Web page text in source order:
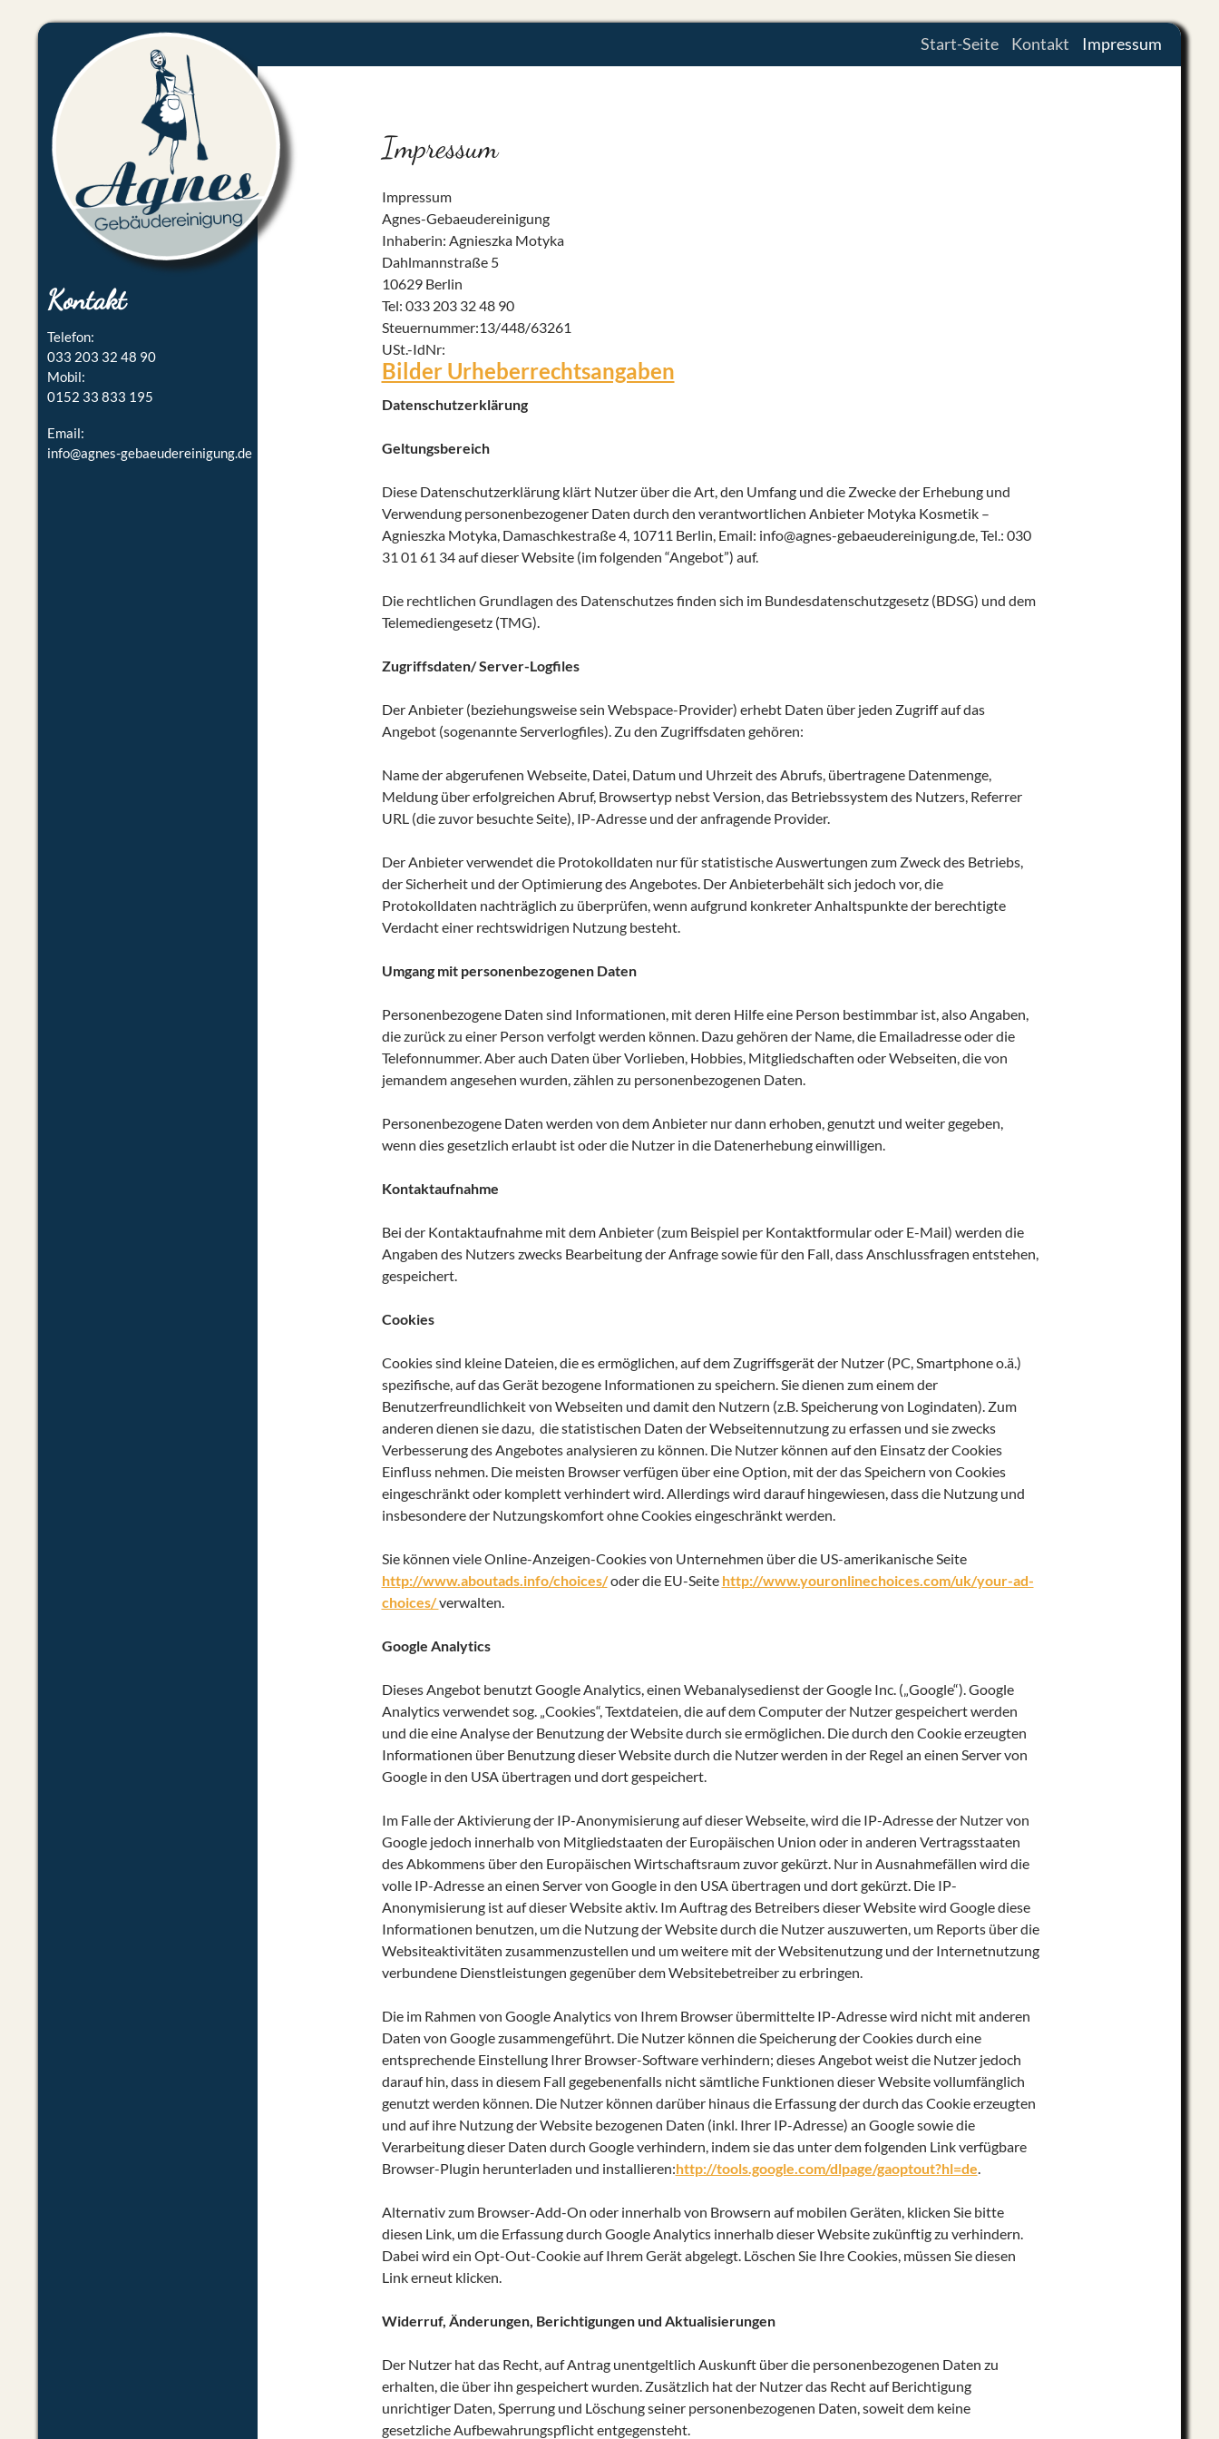
Start-Seite Kontakt Impressum
Impressum
Impressum
Agnes-Gebaeudereinigung
Inhaberin: Agnieszka Motyka
Dahlmannstraße 5
10629 Berlin
Tel: 033 203 32 48 90
Steuernummer:13/448/63261
USt.-IdNr:
Bilder Urheberrechtsangaben
Datenschutzerklärung
Geltungsbereich
Diese Datenschutzerklärung klärt Nutzer über die Art, den Umfang und die Zwecke der Erhebung und
Verwendung personenbezogener Daten durch den verantwortlichen Anbieter Motyka Kosmetik –
Agnieszka Motyka, Damaschkestraße 4, 10711 Berlin, Email: info@agnes-gebaeudereinigung.de, Tel.: 030
31 01 61 34 auf dieser Website (im folgenden “Angebot”) auf.
Die rechtlichen Grundlagen des Datenschutzes finden sich im Bundesdatenschutzgesetz (BDSG) und dem
Telemediengesetz (TMG).
Zugriffsdaten/ Server-Logfiles
Der Anbieter (beziehungsweise sein Webspace-Provider) erhebt Daten über jeden Zugriff auf das
Angebot (sogenannte Serverlogfiles). Zu den Zugriffsdaten gehören:
Name der abgerufenen Webseite, Datei, Datum und Uhrzeit des Abrufs, übertragene Datenmenge,
Meldung über erfolgreichen Abruf, Browsertyp nebst Version, das Betriebssystem des Nutzers, Referrer
URL (die zuvor besuchte Seite), IP-Adresse und der anfragende Provider.
Der Anbieter verwendet die Protokolldaten nur für statistische Auswertungen zum Zweck des Betriebs,
der Sicherheit und der Optimierung des Angebotes. Der Anbieterbehält sich jedoch vor, die
Protokolldaten nachträglich zu überprüfen, wenn aufgrund konkreter Anhaltspunkte der berechtigte
Verdacht einer rechtswidrigen Nutzung besteht.
Umgang mit personenbezogenen Daten
Personenbezogene Daten sind Informationen, mit deren Hilfe eine Person bestimmbar ist, also Angaben,
die zurück zu einer Person verfolgt werden können. Dazu gehören der Name, die Emailadresse oder die
Telefonnummer. Aber auch Daten über Vorlieben, Hobbies, Mitgliedschaften oder Webseiten, die von
jemandem angesehen wurden, zählen zu personenbezogenen Daten.
Personenbezogene Daten werden von dem Anbieter nur dann erhoben, genutzt und weiter gegeben,
wenn dies gesetzlich erlaubt ist oder die Nutzer in die Datenerhebung einwilligen.
Kontaktaufnahme
Bei der Kontaktaufnahme mit dem Anbieter (zum Beispiel per Kontaktformular oder E-Mail) werden die
Angaben des Nutzers zwecks Bearbeitung der Anfrage sowie für den Fall, dass Anschlussfragen entstehen,
gespeichert.
Cookies
Cookies sind kleine Dateien, die es ermöglichen, auf dem Zugriffsgerät der Nutzer (PC, Smartphone o.ä.)
spezifische, auf das Gerät bezogene Informationen zu speichern. Sie dienen zum einem der
Benutzerfreundlichkeit von Webseiten und damit den Nutzern (z.B. Speicherung von Logindaten). Zum
anderen dienen sie dazu, die statistischen Daten der Webseitennutzung zu erfassen und sie zwecks
Verbesserung des Angebotes analysieren zu können. Die Nutzer können auf den Einsatz der Cookies
Einfluss nehmen. Die meisten Browser verfügen über eine Option, mit der das Speichern von Cookies
eingeschränkt oder komplett verhindert wird. Allerdings wird darauf hingewiesen, dass die Nutzung und
insbesondere der Nutzungskomfort ohne Cookies eingeschränkt werden.
Sie können viele Online-Anzeigen-Cookies von Unternehmen über die US-amerikanische Seite
http://www.aboutads.info/choices/oder die EU-Seite http://www.youronlinechoices.com/uk/your-ad-
choices/verwalten.
Google Analytics
Dieses Angebot benutzt Google Analytics, einen Webanalysedienst der Google Inc. („Google“). Google
Analytics verwendet sog. „Cookies“, Textdateien, die auf dem Computer der Nutzer gespeichert werden
und die eine Analyse der Benutzung der Website durch sie ermöglichen. Die durch den Cookie erzeugten
Informationen über Benutzung dieser Website durch die Nutzer werden in der Regel an einen Server von
Google in den USA übertragen und dort gespeichert.
Im Falle der Aktivierung der IP-Anonymisierung auf dieser Webseite, wird die IP-Adresse der Nutzer von
Google jedoch innerhalb von Mitgliedstaaten der Europäischen Union oder in anderen Vertragsstaaten
des Abkommens über den Europäischen Wirtschaftsraum zuvor gekürzt. Nur in Ausnahmefällen wird die
volle IP-Adresse an einen Server von Google in den USA übertragen und dort gekürzt. Die IP-
Anonymisierung ist auf dieser Website aktiv. Im Auftrag des Betreibers dieser Website wird Google diese
Informationen benutzen, um die Nutzung der Website durch die Nutzer auszuwerten, um Reports über die
Websiteaktivitäten zusammenzustellen und um weitere mit der Websitenutzung und der Internetnutzung
verbundene Dienstleistungen gegenüber dem Websitebetreiber zu erbringen.
Die im Rahmen von Google Analytics von Ihrem Browser übermittelte IP-Adresse wird nicht mit anderen
Daten von Google zusammengeführt. Die Nutzer können die Speicherung der Cookies durch eine
entsprechende Einstellung Ihrer Browser-Software verhindern; dieses Angebot weist die Nutzer jedoch
darauf hin, dass in diesem Fall gegebenenfalls nicht sämtliche Funktionen dieser Website vollumfänglich
genutzt werden können. Die Nutzer können darüber hinaus die Erfassung der durch das Cookie erzeugten
und auf ihre Nutzung der Website bezogenen Daten (inkl. Ihrer IP-Adresse) an Google sowie die
Verarbeitung dieser Daten durch Google verhindern, indem sie das unter dem folgenden Link verfügbare
Browser-Plugin herunterladen und installieren:http://tools.google.com/dlpage/gaoptout?hl=de.
Alternativ zum Browser-Add-On oder innerhalb von Browsern auf mobilen Geräten, klicken Sie bitte
diesen Link, um die Erfassung durch Google Analytics innerhalb dieser Website zukünftig zu verhindern.
Dabei wird ein Opt-Out-Cookie auf Ihrem Gerät abgelegt. Löschen Sie Ihre Cookies, müssen Sie diesen
Link erneut klicken.
Widerruf, Änderungen, Berichtigungen und Aktualisierungen
Der Nutzer hat das Recht, auf Antrag unentgeltlich Auskunft über die personenbezogenen Daten zu
erhalten, die über ihn gespeichert wurden. Zusätzlich hat der Nutzer das Recht auf Berichtigung
unrichtiger Daten, Sperrung und Löschung seiner personenbezogenen Daten, soweit dem keine
gesetzliche Aufbewahrungspflicht entgegensteht.
Kontakt
Telefon:
033 203 32 48 90
Mobil:
0152 33 833 195
Email:
info@agnes-gebaeudereinigung.de